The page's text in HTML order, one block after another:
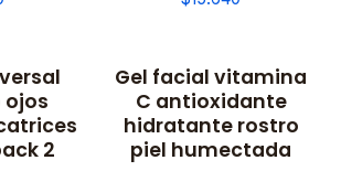
2
Gel facial vitamina
C antioxidante
hidratante rostro
piel humectada